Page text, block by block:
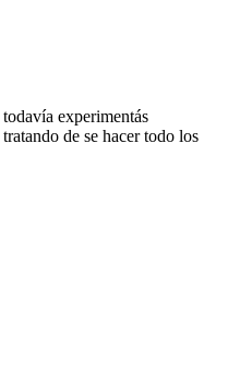
experimentás
de se hacer todo los